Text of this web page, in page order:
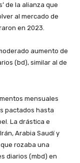
de la alianza que
al mercado de
en 2023.
aumento de
(bd), similar al de
mensuales
pactados hasta
La drástica e
Arabia Saudí y
rozaba una
diarios (mbd) en